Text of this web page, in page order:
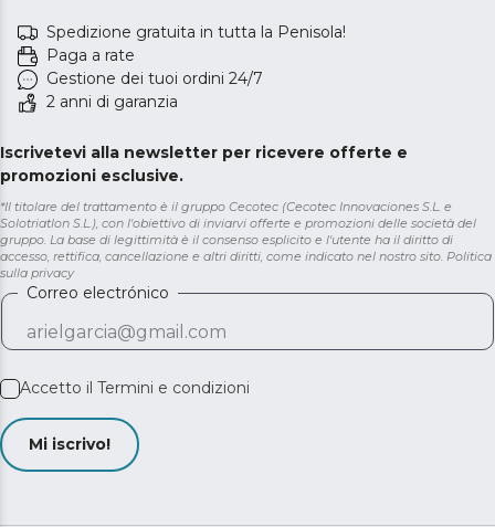
Spedizione gratuita in tutta la Penisola!
Paga a rate
Gestione dei tuoi ordini 24/7
2 anni di garanzia
Iscrivetevi alla newsletter per ricevere offerte e
promozioni esclusive.
*Il titolare del trattamento è il gruppo Cecotec (Cecotec Innovaciones S.L. e
Solotriatlon S.L.), con l'obiettivo di inviarvi offerte e promozioni delle società del
gruppo. La base di legittimità è il consenso esplicito e l'utente ha il diritto di
accesso, rettifica, cancellazione e altri diritti, come indicato nel nostro sito. Politica
sulla privacy
Correo electrónico
Accetto il Termini e condizioni
Mi iscrivo!